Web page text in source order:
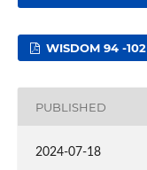
WISDOM 94 -102
PUBLISHED
2024-07-18